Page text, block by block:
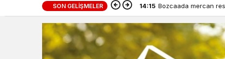
SON GELIŞMELER 14:15 Bozcaada mercan